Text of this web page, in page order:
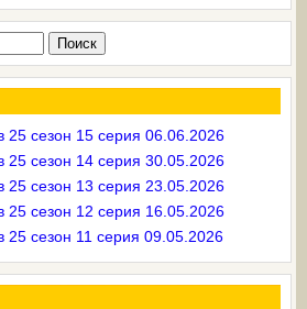
25 сезон 15 серия 06.06.2026
25 сезон 14 серия 30.05.2026
25 сезон 13 серия 23.05.2026
25 сезон 12 серия 16.05.2026
25 сезон 11 серия 09.05.2026